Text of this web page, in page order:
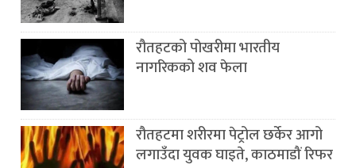
रौतहटको पोखरीमा भारतीय
नागरिकको शव फेला
रौतहटमा शरीरमा पेट्रोल छर्केर आगो
लगाउँदा युवक घाइते, काठमाडौं रिफर